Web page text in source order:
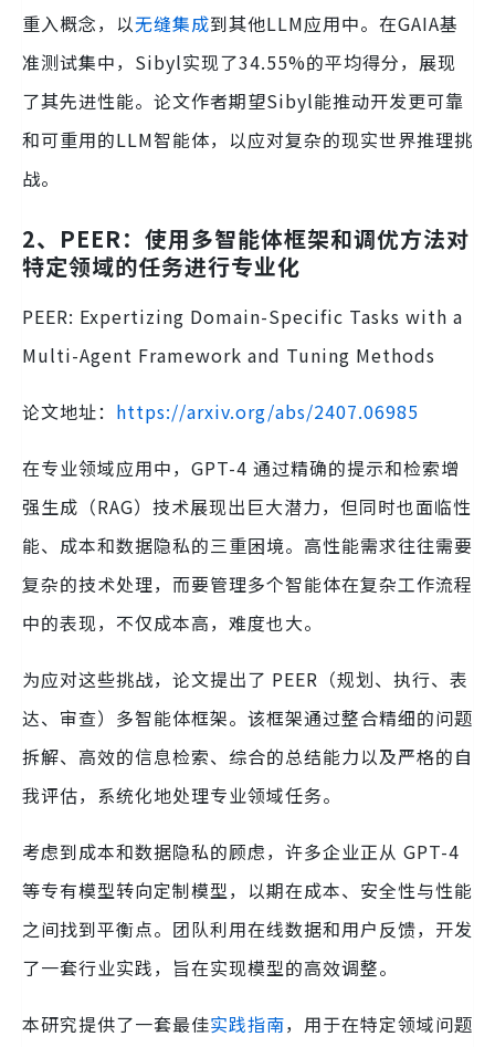
重入概念，以无缝集成到其他LLM应用中。在GAIA基
准测试集中，Sibyl实现了34.55%的平均得分，展现
了其先进性能。论文作者期望Sibyl能推动开发更可靠
和可重用的LLM智能体，以应对复杂的现实世界推理挑
战。
2、PEER：使用多智能体框架和调优方法对
特定领域的任务进行专业化
PEER: Expertizing Domain-Specific Tasks with a
Multi-Agent Framework and Tuning Methods
论文地址： https://arxiv.org/abs/2407.06985
在专业领域应用中，GPT-4 通过精确的提示和检索增
强生成（RAG）技术展现出巨大潜力，但同时也面临性
能、成本和数据隐私的三重困境。高性能需求往往需要
复杂的技术处理，而要管理多个智能体在复杂工作流程
中的表现，不仅成本高，难度也大。
为应对这些挑战，论文提出了 PEER（规划、执行、表
达、审查）多智能体框架。该框架通过整合精细的问题
拆解、高效的信息检索、综合的总结能力以及严格的自
我评估，系统化地处理专业领域任务。
考虑到成本和数据隐私的顾虑，许多企业正从 GPT-4
等专有模型转向定制模型，以期在成本、安全性与性能
之间找到平衡点。团队利用在线数据和用户反馈，开发
了一套行业实践，旨在实现模型的高效调整。
本研究提供了一套最佳实践指南，用于在特定领域问题